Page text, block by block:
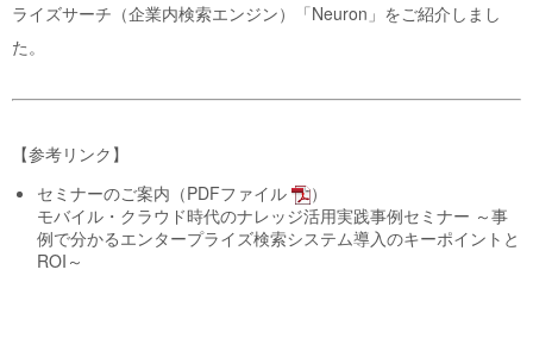
ライズサーチ（企業内検索エンジン）「Neuron」 をご紹介しまし
た。
【参考リンク】
セミナーのご案内（PDFファイル
）
モバイル・クラウド時代のナレッジ活用実践事例セミナー ～事
例で分かるエンタープライズ検索システム導入のキーポイントと
ROI～